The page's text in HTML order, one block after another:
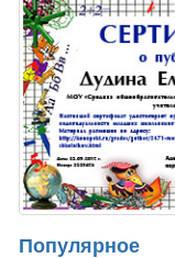
Популярное